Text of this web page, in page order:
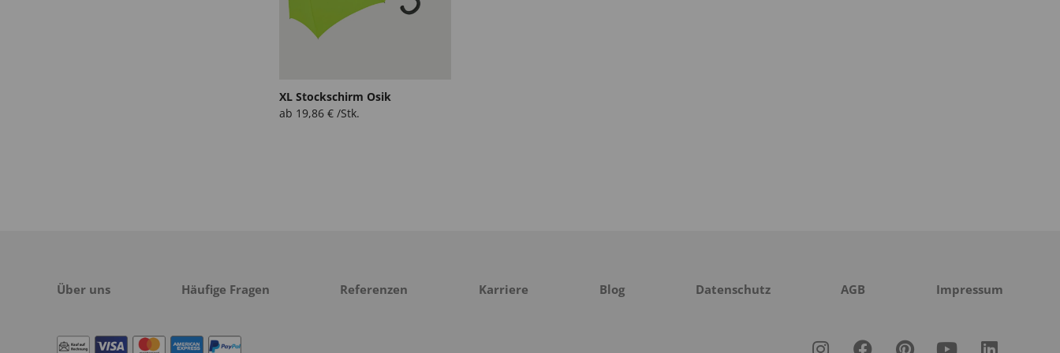
XL Stockschirm Osik
ab 19,86 € /Stk.
Über uns Häufige Fragen Referenzen Karriere Blog Datenschutz AGB Impressum